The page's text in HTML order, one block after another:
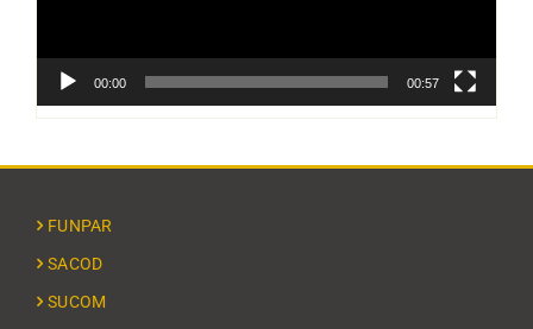
00:00 00:57
FUNPAR
SACOD
SUCOM